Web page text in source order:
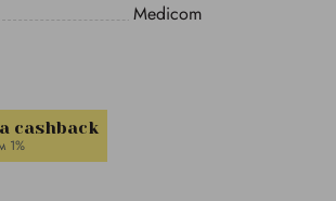
Medicom
cashback
1%